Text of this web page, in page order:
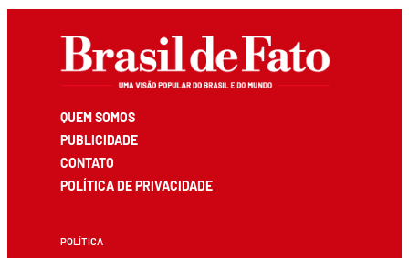
QUEM SOMOS
PUBLICIDADE
CONTATO
POLÍTICA DE PRIVACIDADE
POLÍTICA